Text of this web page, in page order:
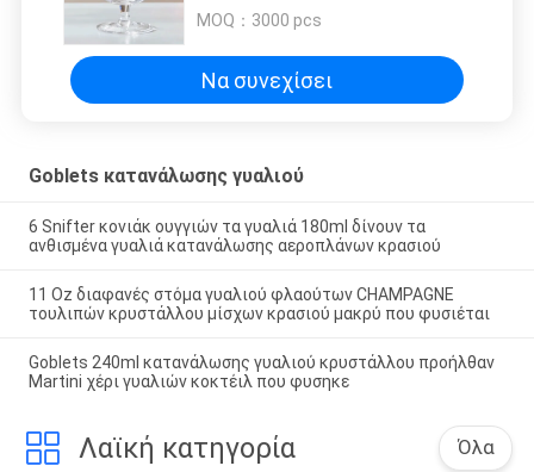
MOQ： 3000 pcs
Να συνεχίσει
Goblets κατανάλωσης γυαλιού
6 Snifter κονιάκ ουγγιών τα γυαλιά 180ml δίνουν τα
ανθισμένα γυαλιά κατανάλωσης αεροπλάνων κρασιού
11 Oz διαφανές στόμα γυαλιού φλαούτων CHAMPAGNE
τουλιπών κρυστάλλου μίσχων κρασιού μακρύ που φυσιέται
Goblets 240ml κατανάλωσης γυαλιού κρυστάλλου προήλθαν
Martini χέρι γυαλιών κοκτέιλ που φυσηκε
Λαϊκή κατηγορία Όλα